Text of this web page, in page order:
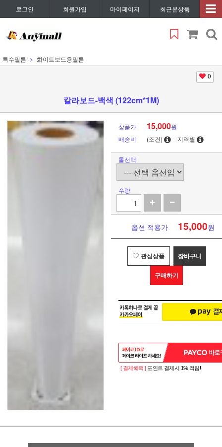
로그인 회원가입 마이페이지 최근본상품
특수필름 화이트보드용필름
0
칼라보드-백색 (122cm*1M)
상품가 15,000원
배송비
(조건) 지역별
롤선택
수량
옵션 적용가 15,000원
관심상품 장바구니
구매하기
[ 결제혜택 ] 포인트 결제시 1% 적립!